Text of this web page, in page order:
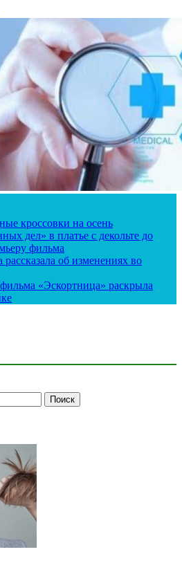
кроссовки на осень
дел» в платье с декольте до
фильма
об изменениях во
«Эскортница» раскрыла